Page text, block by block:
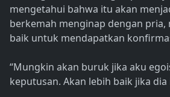
mengetahui bahwa itu akan
berkemah menginap dengan pria,
baik untuk mendapatkan
“Mungkin akan buruk jika aku
keputusan. Akan lebih baik jika